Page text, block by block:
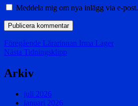
Meddela mig om nya inlägg via e-post.
Inläggsnavigering
Föregående Föregående
inlägg:
Lärarinnan Irma Lager
Nästa Nästa
Tidningsklipp
Arkiv
juli 2026
januari 2026